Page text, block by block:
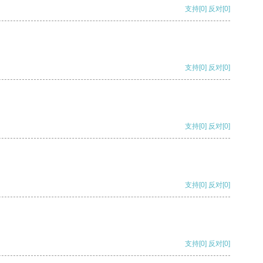
支持[0] 反对[0]
支持[0] 反对[0]
支持[0] 反对[0]
支持[0] 反对[0]
支持[0] 反对[0]